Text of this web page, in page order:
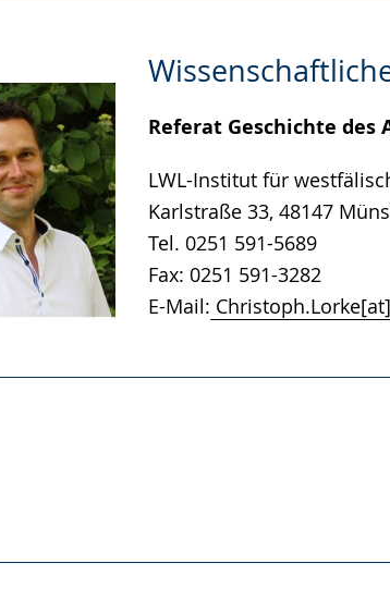
Referat Geschichte des
LWL-Institut für
Karlstraße 33, 48147
Tel. 0251 591-5689
Fax: 0251 591-3282
E-Mail: